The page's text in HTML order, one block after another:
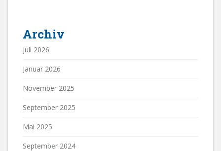
Archiv
Juli 2026
Januar 2026
November 2025
September 2025
Mai 2025
September 2024